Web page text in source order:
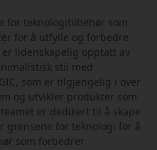
for teknologitilbehør som
for å utfylle og forbedre
lidenskapelig opptatt av
stil med
som er tilgjengelig i over
og utvikler produkter som
er dedikert til å skape
grensene for teknologi for å
som forbedrer